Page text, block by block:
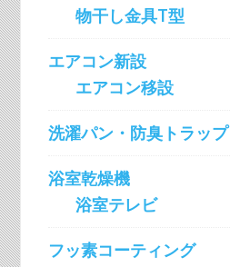
物干し金具T型
エアコン新設
エアコン移設
洗濯パン・防臭トラップ
浴室乾燥機
浴室テレビ
フッ素コーティング